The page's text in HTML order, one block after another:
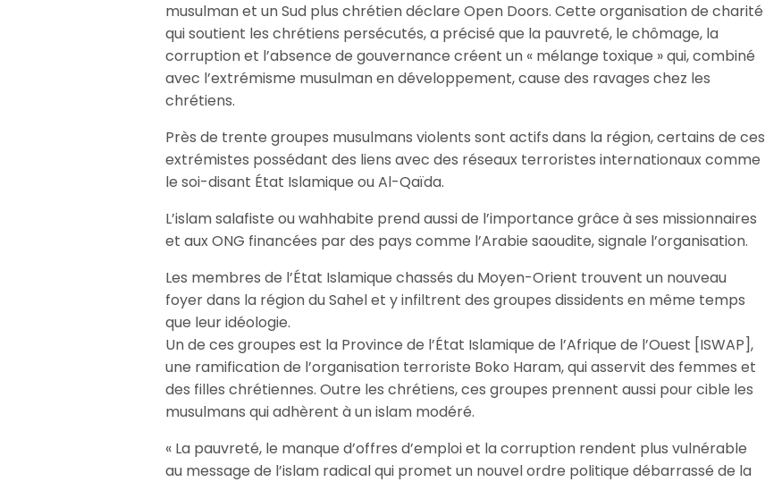
musulman et un Sud plus chrétien déclare Open Doors. Cette organisation de charité
qui soutient les chrétiens persécutés, a précisé que la pauvreté, le chômage, la
corruption et l’absence de gouvernance créent un « mélange toxique » qui, combiné
avec l’extrémisme musulman en développement, cause des ravages chez les
chrétiens.
Près de trente groupes musulmans violents sont actifs dans la région, certains de ces
extrémistes possédant des liens avec des réseaux terroristes internationaux comme
le soi-disant État Islamique ou Al-Qaïda.
L’islam salafiste ou wahhabite prend aussi de l’importance grâce à ses missionnaires
et aux ONG financées par des pays comme l’Arabie saoudite, signale l’organisation.
Les membres de l’État Islamique chassés du Moyen-Orient trouvent un nouveau
foyer dans la région du Sahel et y infiltrent des groupes dissidents en même temps
que leur idéologie.
Un de ces groupes est la Province de l’État Islamique de l’Afrique de l’Ouest [ISWAP],
une ramification de l’organisation terroriste Boko Haram, qui asservit des femmes et
des filles chrétiennes. Outre les chrétiens, ces groupes prennent aussi pour cible les
musulmans qui adhèrent à un islam modéré.
« La pauvreté, le manque d’offres d’emploi et la corruption rendent plus vulnérable
au message de l’islam radical qui promet un nouvel ordre politique débarrassé de la